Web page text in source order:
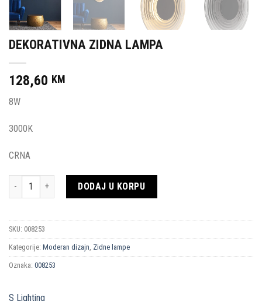
DEKORATIVNA ZIDNA LAMPA
128,60 KM
8W
3000K
CRNA
Količina DODAJ U KORPU
SKU: 008253
Kategorije: Moderan dizajn Zidne lampe
Oznaka: 008253
S Lighting